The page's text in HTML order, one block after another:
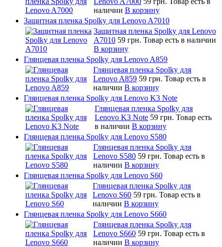
наличии В корзину
Защитная пленка Spolky для Lenovo A7010
Защитная пленка Spolky для Lenovo
A7010 59 грн. Товар есть в наличии
В корзину
Глянцевая пленка Spolky для Lenovo A859
Глянцевая пленка Spolky для
Lenovo A859 59 грн. Товар есть в
наличии В корзину
Глянцевая пленка Spolky для Lenovo K3 Note
Глянцевая пленка Spolky для
Lenovo K3 Note 59 грн. Товар есть
в наличии В корзину
Глянцевая пленка Spolky для Lenovo S580
Глянцевая пленка Spolky для
Lenovo S580 59 грн. Товар есть в
наличии В корзину
Глянцевая пленка Spolky для Lenovo S60
Глянцевая пленка Spolky для
Lenovo S60 59 грн. Товар есть в
наличии В корзину
Глянцевая пленка Spolky для Lenovo S660
Глянцевая пленка Spolky для
Lenovo S660 59 грн. Товар есть в
наличии В корзину